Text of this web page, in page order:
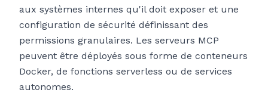
aux systèmes internes qu'il doit exposer et une
configuration de sécurité définissant des
permissions granulaires. Les serveurs MCP
peuvent être déployés sous forme de conteneurs
Docker, de fonctions serverless ou de services
autonomes.